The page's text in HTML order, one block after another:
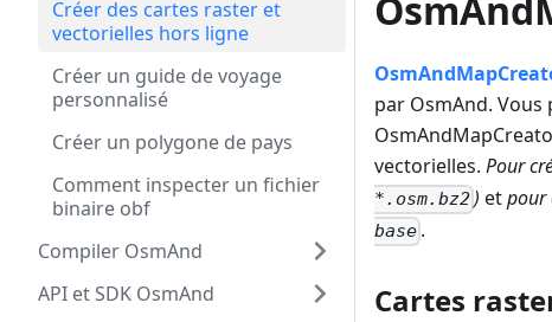
Créer des cartes raster et
vectorielles hors ligne
Créer un guide de voyage
personnalisé
Créer un polygone de pays
Comment inspecter un fichier
binaire obf
Compiler OsmAnd
API et SDK OsmAnd
par OsmAnd.
vectorielles. Pour
*.osm.bz2) etpour
base .
Cartes